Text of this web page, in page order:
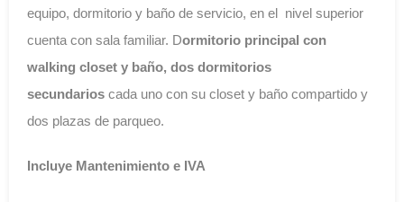
equipo, dormitorio y baño de servicio, en el nivel superior
cuenta con sala familiar. Dormitorio principal con
walking closet y baño, dos dormitorios
secundarios cada uno con su closet y baño compartido y
dos plazas de parqueo.
Incluye Mantenimiento e IVA